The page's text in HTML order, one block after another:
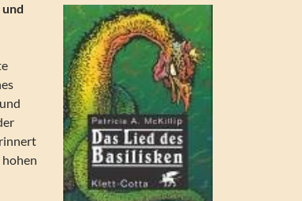
und
hohen